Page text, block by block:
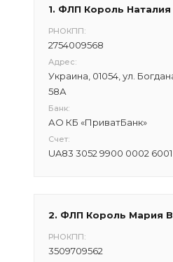
1. ФЛП Король
РНОКПП:
2754009568
Адрес:
Украина, 01054, ул.
58А
Банк:
АО КБ «ПриватБанк»
Счет:
UA83 3052 9900 0002
2. ФЛП Король Мария
РНОКПП:
3509709562